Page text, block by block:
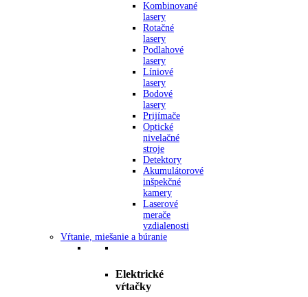
Kombinované
lasery
Rotačné
lasery
Podlahové
lasery
Líniové
lasery
Bodové
lasery
Prijímače
Optické
nivelačné
stroje
Detektory
Akumulátorové
inšpekčné
kamery
Laserové
merače
vzdialenosti
Vŕtanie, miešanie a búranie
Elektrické
vŕtačky